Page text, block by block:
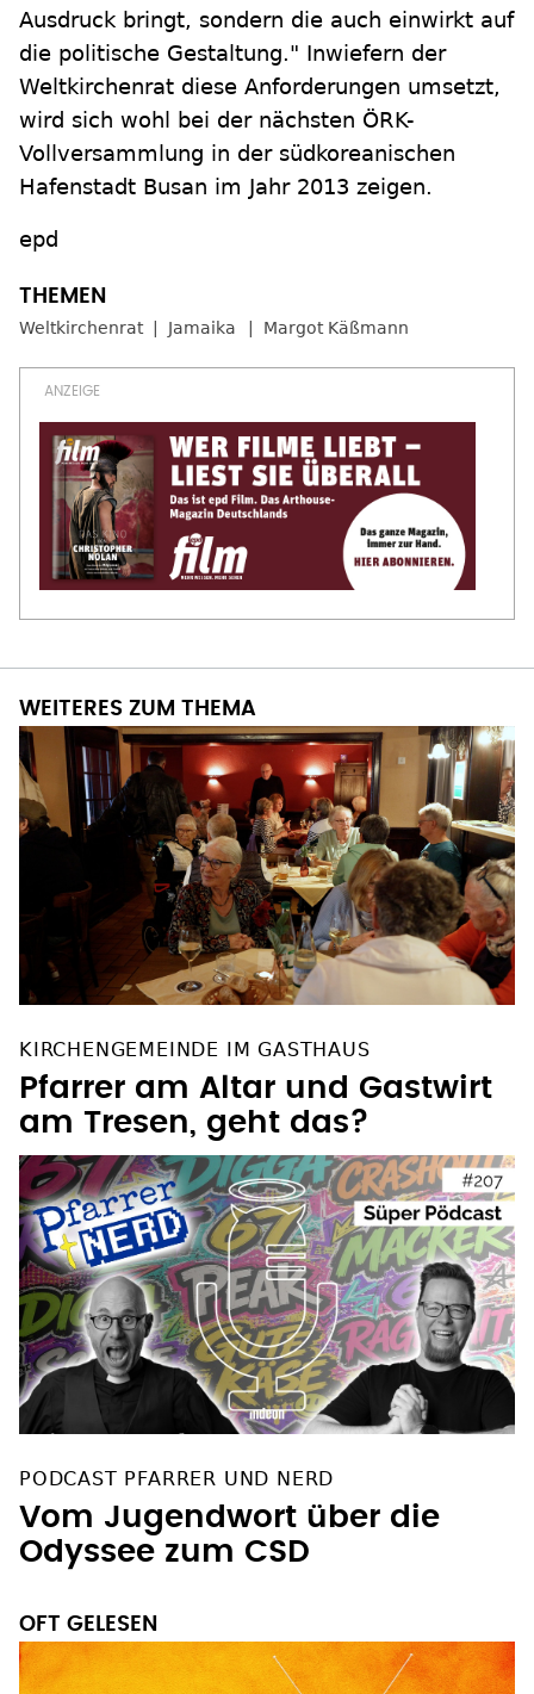
Ausdruck bringt, sondern die auch einwirkt auf
die politische Gestaltung." Inwiefern der
Weltkirchenrat diese Anforderungen umsetzt,
wird sich wohl bei der nächsten ÖRK-
Vollversammlung in der südkoreanischen
Hafenstadt Busan im Jahr 2013 zeigen.
epd
Weltkirchenrat Jamaika Margot Käßmann
WEITERES ZUM THEMA
KIRCHENGEMEINDE IM GASTHAUS
Pfarrer am Altar und Gastwirt
am Tresen, geht das?
PODCAST PFARRER UND NERD
Vom Jugendwort über die
Odyssee zum CSD
OFT GELESEN